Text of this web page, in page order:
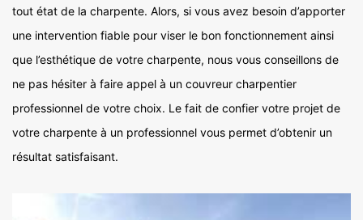
tout état de la charpente. Alors, si vous avez besoin d’apporter
une intervention fiable pour viser le bon fonctionnement ainsi
que l’esthétique de votre charpente, nous vous conseillons de
ne pas hésiter à faire appel à un couvreur charpentier
professionnel de votre choix. Le fait de confier votre projet de
votre charpente à un professionnel vous permet d’obtenir un
résultat satisfaisant.